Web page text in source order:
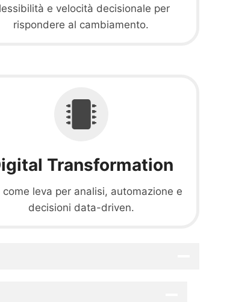
e velocità decisionale per
rispondere al cambiamento.
Transformation
come leva per analisi, automazione e
decisioni data-driven.